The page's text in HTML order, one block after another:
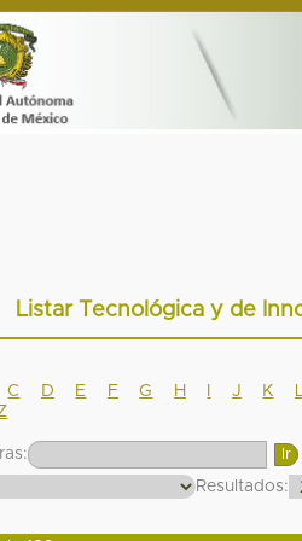
Listar Tecnológica y de
C D E F G H J K
Resultados: